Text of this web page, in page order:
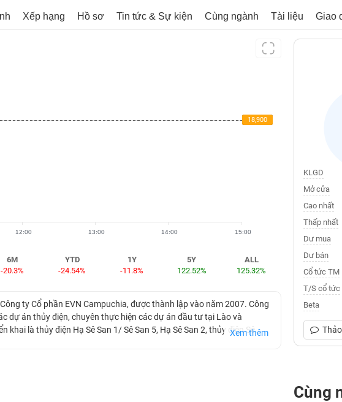
Xếp hạng Hồ sơ Tin tức & Sự kiện Cùng ngành Tài liệu Giao
18,900
12:00 13:00 14:00 15:00
18,900
18,900
6M
-20.3%
YTD
-24.54%
1Y
-11.8%
5Y
122.52%
ALL
125.32%
ty Cổ phần EVN Campuchia, được thành lập vào năm 2007. Công
dự án thủy điện, chuyên thực hiện các dự án đầu tư tại Lào và
là thủy điện Hạ Sê San 1/ Sê San 5, Hạ Sê San 2, thủy điện Sê
Xem thêm
KLGD
Mở cửa
Cao nhất
Thấp nhất
Dư mua
Dư bán
Cổ tức TM
T/S cổ tức
Beta
Cùng